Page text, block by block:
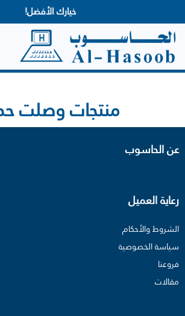
خيارك الأفضل!
منتجات وصلت
عن الحاسوب
رعاية العميل
الشروط والأحكام
سياسة الخصوصية
فروعنا
مقالات